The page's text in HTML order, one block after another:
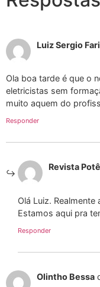
Luiz Sergio
Ola boa tarde é que o
eletricistas sem
muito aquem do
Responder
Revista
Olá Luiz.
Estamos aqui pra
Responder
Olintho Bessa